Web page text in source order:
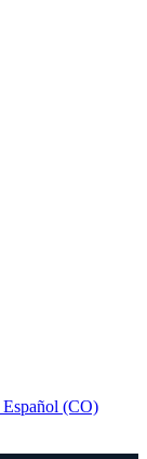
Español (CO)